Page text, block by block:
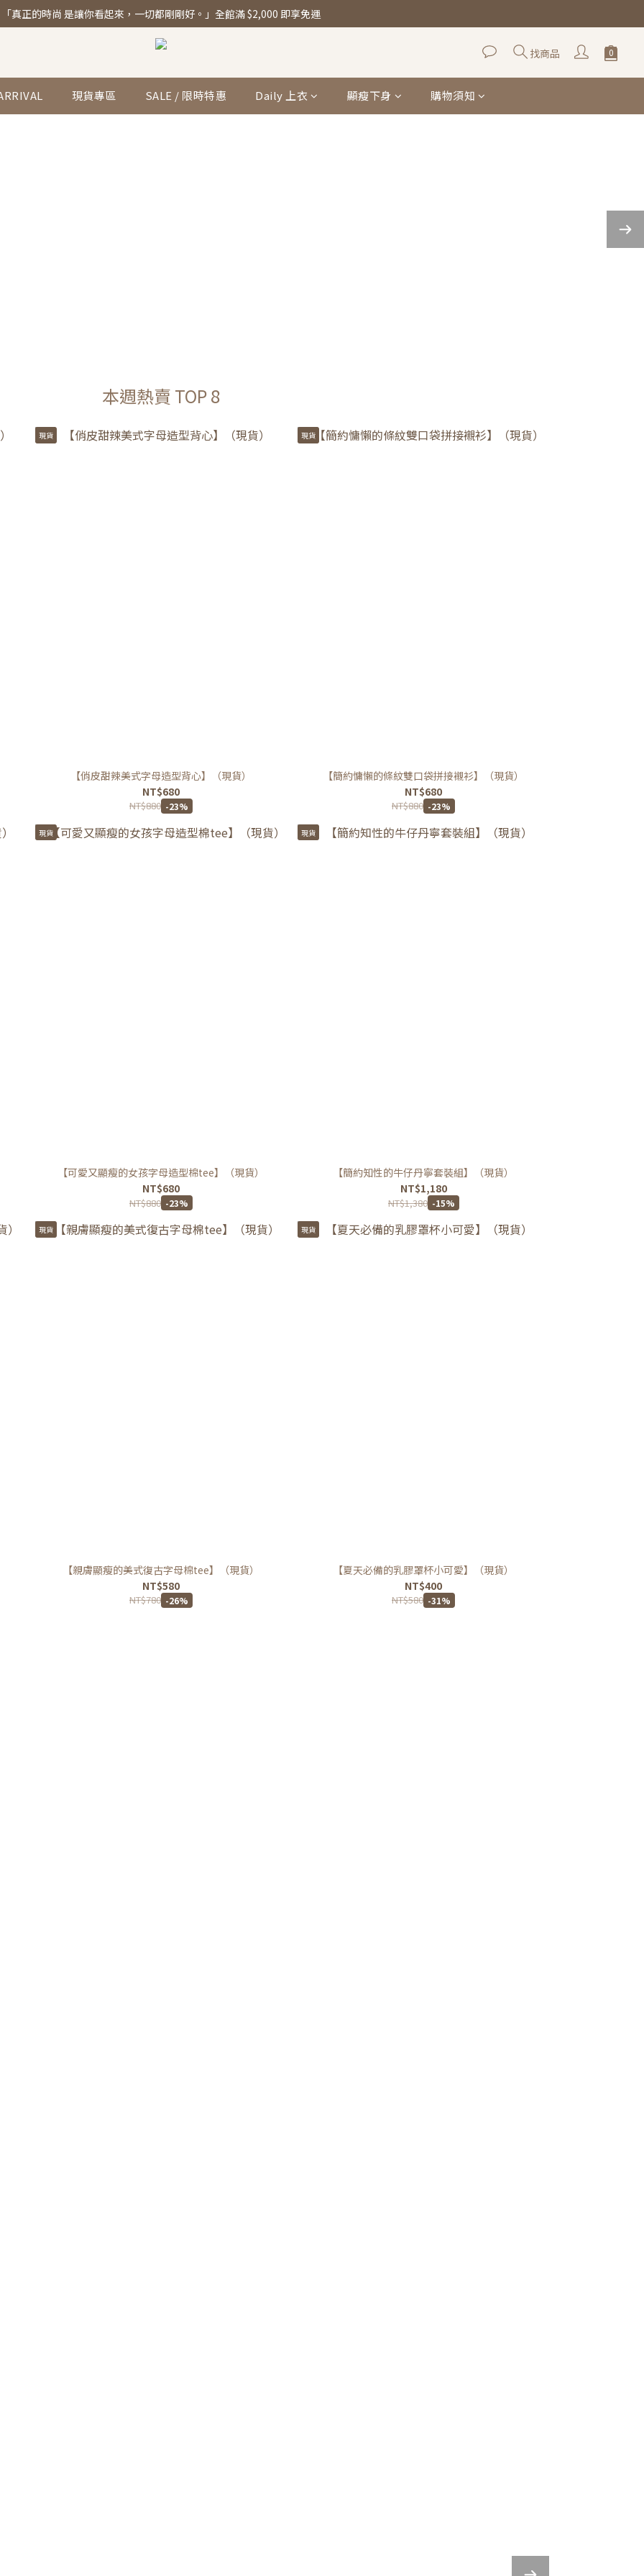
「真正的時尚 是讓你看起來，一切都剛剛好。」全館滿 $2,000 即享免運
找商品
現貨專區 SALE / 限時特惠 Daily 上衣 顯瘦下身 購物須知
本週熱賣 TOP 8
現貨
【俏皮甜辣美式字母造型背心】（現貨）
NT$680
NT$880 -23%
現貨
【簡約慵懶的條紋雙口袋拼接襯衫】（現貨）
NT$680
NT$880 -23%
現貨
【可愛又顯瘦的女孩字母造型棉tee】（現貨）
NT$680
NT$880 -23%
現貨
【簡約知性的牛仔丹寧套裝組】（現貨）
NT$1,180
NT$1,380 -15%
現貨
【親膚顯瘦的美式復古字母棉tee】（現貨）
NT$580
NT$780 -26%
現貨
【夏天必備的乳膠罩杯小可愛】（現貨）
NT$400
NT$580 -31%